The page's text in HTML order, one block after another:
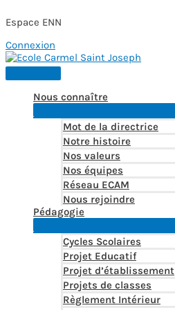
Espace ENN
Connexion
Aller
au
contenuMenu
Nous connaître
Mot de la directrice
Notre histoire
Nos valeurs
Nos équipes
Réseau ECAM
Nous rejoindre
Pédagogie
Cycles Scolaires
Projet Educatif
Projet d’établissement
Projets de classes
Règlement Intérieur